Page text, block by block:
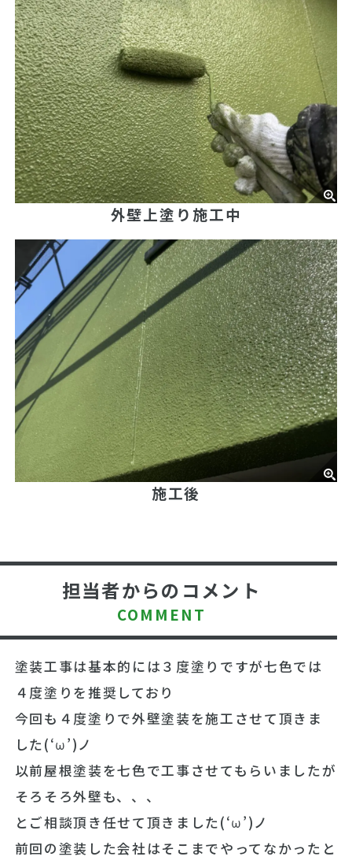
外壁上塗り施工中
施工後
担当者からのコメント
COMMENT
塗装工事は基本的には３度塗りですが七色では
４度塗りを推奨しており
今回も４度塗りで外壁塗装を施工させて頂きま
した(‘ω’)ノ
以前屋根塗装を七色で工事させてもらいましたが
そろそろ外壁も、、、
とご相談頂き任せて頂きました(‘ω’)ノ
前回の塗装した会社はそこまでやってなかったと